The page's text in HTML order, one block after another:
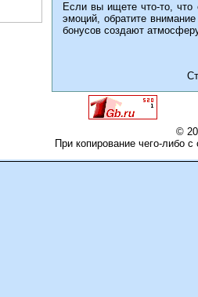
©
При копирование чего-либо
Если вы ищете что-то, что
эмоций, обратите
бонусов создают